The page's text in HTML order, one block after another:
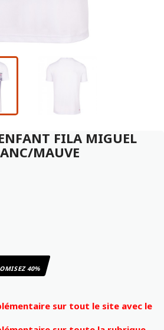
FILA MIGUEL
MAUVE
40%
sur tout le site avec le